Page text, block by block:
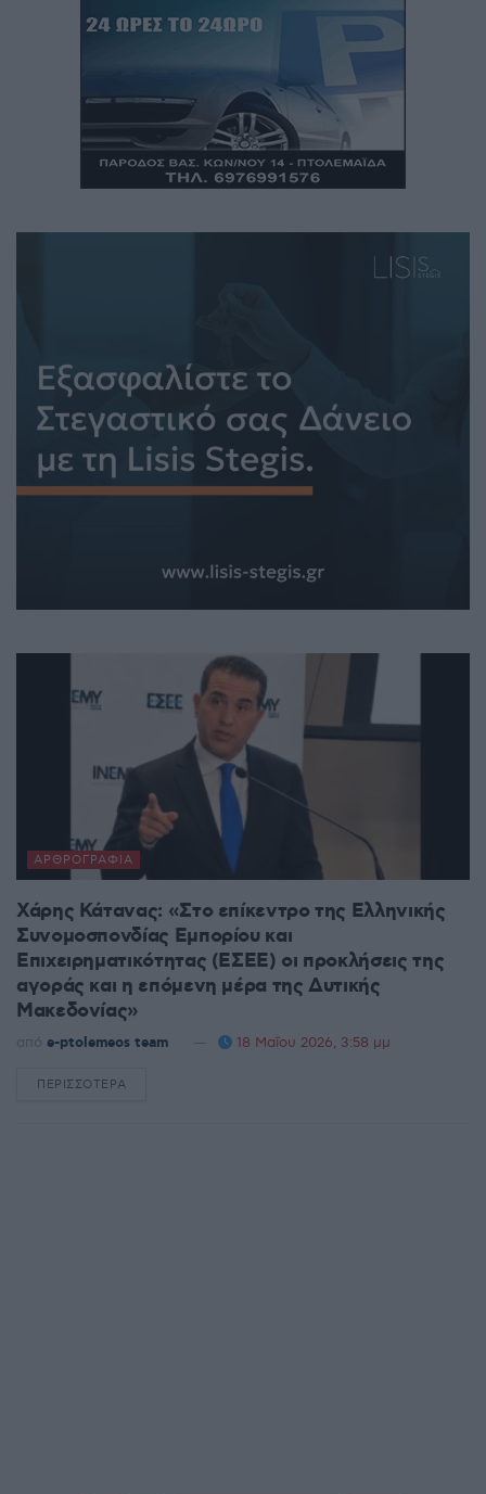
ΑΡΘΡΟΓΡΑΦΊΑ
Χάρης Κάτανας: «Στο επίκεντρο της Ελληνικής
Συνομοσπονδίας Εμπορίου και
Επιχειρηματικότητας (ΕΣΕΕ) οι προκλήσεις της
αγοράς και η επόμενη μέρα της Δυτικής
Μακεδονίας»
από e-ptolemeos team 18 Μαΐου 2026, 3:58 μμ
ΠΕΡΙΣΣΌΤΕΡΑ